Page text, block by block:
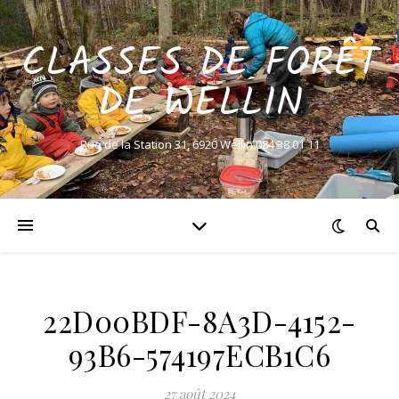
CLASSES DE FORÊT
DE WELLIN
Rue de la Station 31, 6920 Wellin 084 38 01 11
22D00BDF-8A3D-4152-
93B6-574197ECB1C6
27 août 2024